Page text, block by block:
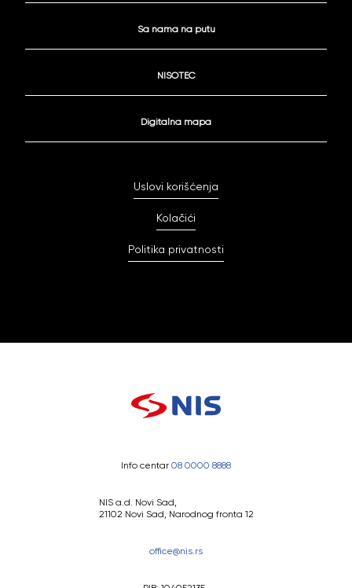
Sa nama na putu
NISOTEC
Digitalna mapa
Uslovi korišćenja
Kolačići
Politika privatnosti
Info centar 08 0000 8888
NIS a.d. Novi Sad,
21102 Novi Sad, Narodnog fronta 12
office@nis.rs